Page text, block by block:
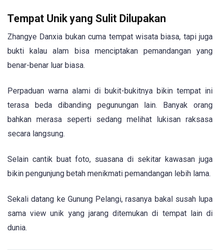
Tempat Unik yang Sulit Dilupakan
Zhangye Danxia bukan cuma tempat wisata biasa, tapi juga
bukti kalau alam bisa menciptakan pemandangan yang
benar-benar luar biasa.
Perpaduan warna alami di bukit-bukitnya bikin tempat ini
terasa beda dibanding pegunungan lain. Banyak orang
bahkan merasa seperti sedang melihat lukisan raksasa
secara langsung.
Selain cantik buat foto, suasana di sekitar kawasan juga
bikin pengunjung betah menikmati pemandangan lebih lama.
Sekali datang ke Gunung Pelangi, rasanya bakal susah lupa
sama view unik yang jarang ditemukan di tempat lain di
dunia.